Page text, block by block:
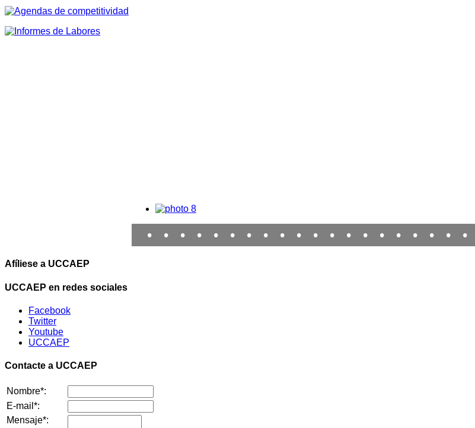
• • • • • • • • • • • • • • • • • • • •
Afíliese a UCCAEP
UCCAEP en redes sociales
Facebook
Twitter
Youtube
UCCAEP
Contacte a UCCAEP
Nombre*:
E-mail*:
Mensaje*: